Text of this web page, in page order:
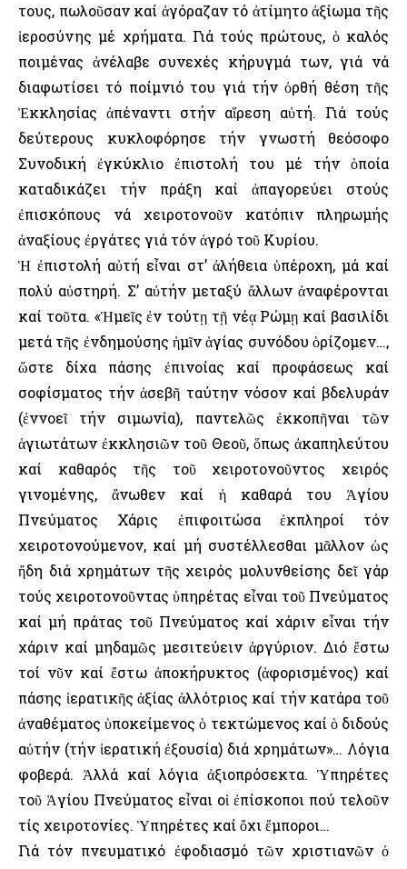
τους, πωλοῦσαν καί ἀγόραζαν τό ἀτίμητο ἀξίωμα τῆς
ἱεροσύνης μέ χρήματα. Γιά τούς πρώτους, ὁ καλός
ποιμένας ἀνέλαβε συνεχές κήρυγμά των, γιά νά
διαφωτίσει τό ποίμνιό του γιά τήν ὀρθή θέση τῆς
Ἐκκλησίας ἀπέναντι στήν αἵρεση αὐτή. Γιά τούς
δεύτερους κυκλοφόρησε τήν γνωστή θεόσοφο
Συνοδική ἐγκύκλιο ἐπιστολή του μέ τήν ὁποία
καταδικάζει τήν πράξη καί ἀπαγορεύει στούς
ἐπισκόπους νά χειροτονοῦν κατόπιν πληρωμής
ἀναξίους ἐργάτες γιά τόν ἀγρό τοῦ Κυρίου.
Ἡ ἐπιστολή αὐτή εἶναι στ’ ἀλήθεια ὑπέροχη, μά καί
πολύ αὐστηρή. Σ’ αὐτήν μεταξύ ἄλλων ἀναφέρονται
καί τοῦτα. «Ἡμεῖς ἐν τούτῃ τῇ νέᾳ Ρώμῃ καί βασιλίδι
μετά τῆς ἐνδημούσης ἡμῖν ἁγίας συνόδου ὁρίζομεν…,
ὥστε δίχα πάσης ἐπινοίας καί προφάσεως καί
σοφίσματος τήν ἀσεβῆ ταύτην νόσον καί βδελυράν
(ἐννοεῖ τήν σιμωνία), παντελῶς ἐκκοπῆναι τῶν
ἁγιωτάτων ἐκκλησιῶν τοῦ Θεοῦ, ὅπως ἀκαπηλεύτου
καί καθαρός τῆς τοῦ χειροτονοῦντος χειρός
γινομένης, ἄνωθεν καί ἡ καθαρά του Ἁγίου
Πνεύματος Χάρις ἐπιφοιτώσα ἐκπληροί τόν
χειροτονούμενον, καί μή συστέλλεσθαι μᾶλλον ὡς
ἤδη διά χρημάτων τῆς χειρός μολυνθείσης δεῖ γάρ
τούς χειροτονοῦντας ὑπηρέτας εἶναι τοῦ Πνεύματος
καί μή πράτας τοῦ Πνεύματος καί χάριν εἶναι τήν
χάριν καί μηδαμῶς μεσιτεύειν ἀργύριον. Διό ἔστω
τοί νῦν καί ἔστω ἀποκήρυκτος (ἀφορισμένος) καί
πάσης ἱερατικῆς ἀξίας ἀλλότριος καί τήν κατάρα τοῦ
ἀναθέματος ὑποκείμενος ὁ τεκτώμενος καί ὁ διδούς
αὐτήν (τήν ἱερατική ἐξουσία) διά χρημάτων»… Λόγια
φοβερά. Ἀλλά καί λόγια ἀξιοπρόσεκτα. Ὑπηρέτες
τοῦ Ἁγίου Πνεύματος εἶναι οἱ ἐπίσκοποι πού τελοῦν
τίς χειροτονίες. Ὑπηρέτες καί ὄχι ἔμποροι…
Γιά τόν πνευματικό ἐφοδιασμό τῶν χριστιανῶν ὁ